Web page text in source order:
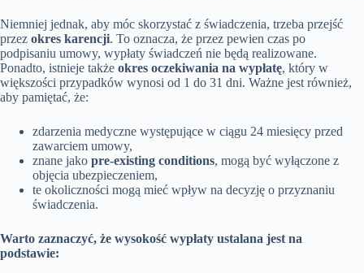
Niemniej jednak, aby móc skorzystać z świadczenia, trzeba przejść
przez okres karencji. To oznacza, że przez pewien czas po
podpisaniu umowy, wypłaty świadczeń nie będą realizowane.
Ponadto, istnieje także okres oczekiwania na wypłatę, który w
większości przypadków wynosi od 1 do 31 dni. Ważne jest również,
aby pamiętać, że:
zdarzenia medyczne występujące w ciągu 24 miesięcy przed
zawarciem umowy,
znane jako pre-existing conditions, mogą być wyłączone z
objęcia ubezpieczeniem,
te okoliczności mogą mieć wpływ na decyzję o przyznaniu
świadczenia.
Warto zaznaczyć, że wysokość wypłaty ustalana jest na
podstawie: